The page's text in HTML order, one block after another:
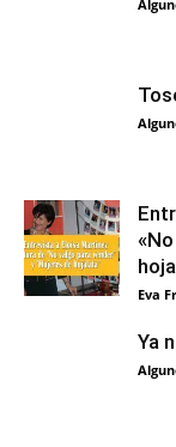
Eva
Ya